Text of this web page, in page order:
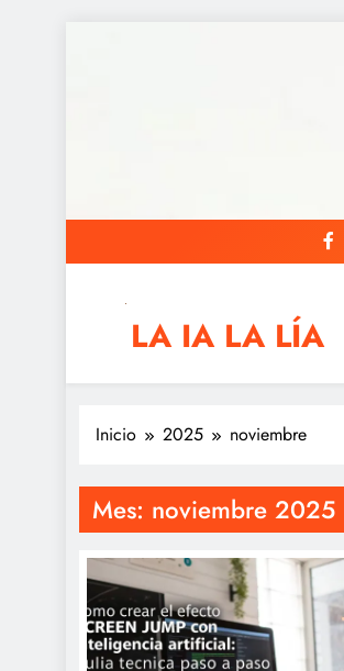
LA IA LA LÍA
IAs AIs, Automation y otras
Inicio 2025 noviembre
Mes: noviembre 2025